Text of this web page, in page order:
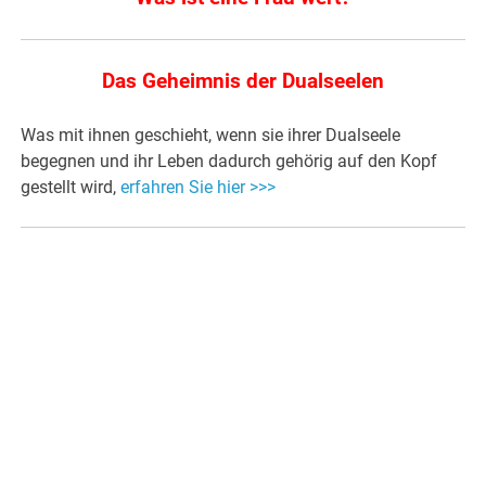
Das Geheimnis der Dualseelen
Was mit ihnen geschieht, wenn sie ihrer Dualseele
begegnen und ihr Leben dadurch gehörig auf den Kopf
gestellt wird,erfahren Sie hier >>>